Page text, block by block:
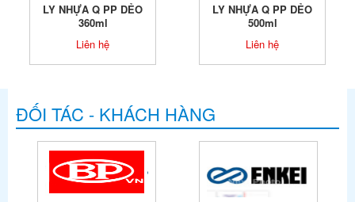
LY NHỰA Q PP DẺO
360ml
Liên hệ
LY NHỰA Q PP DẺO
500ml
Liên hệ
ĐỐI TÁC - KHÁCH HÀNG